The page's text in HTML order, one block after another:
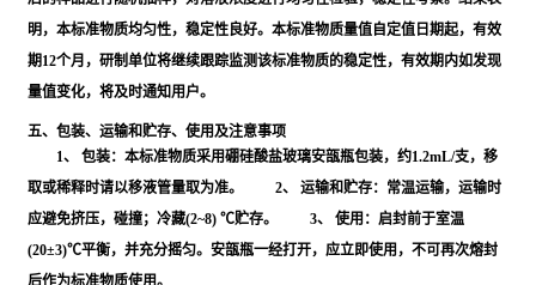
明，本标准物质均匀性，稳定性良好。本标准物质量值自定值日期起，有效
期12个月，研制单位将继续跟踪监测该标准物质的稳定性，有效期内如发现
量值变化，将及时通知用户。
五、包装、运输和贮存、使用及注意事项
1、 包装：本标准物质采用硼硅酸盐玻璃安瓿瓶包装，约1.2mL/支，移
取或稀释时请以移液管量取为准。 2、 运输和贮存：常温运输，运输时
应避免挤压，碰撞；冷藏(2~8) ℃贮存。 3、 使用：启封前于室温
(20±3)℃平衡，并充分摇匀。安瓿瓶一经打开，应立即使用，不可再次熔封
后作为标准物质使用。